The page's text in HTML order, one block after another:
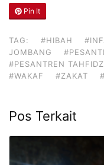
Pin It
TAG: #HIBAH
JOMBANG
#PESANTREN
#WAKAF
#ZAKAT
Pos Terkait